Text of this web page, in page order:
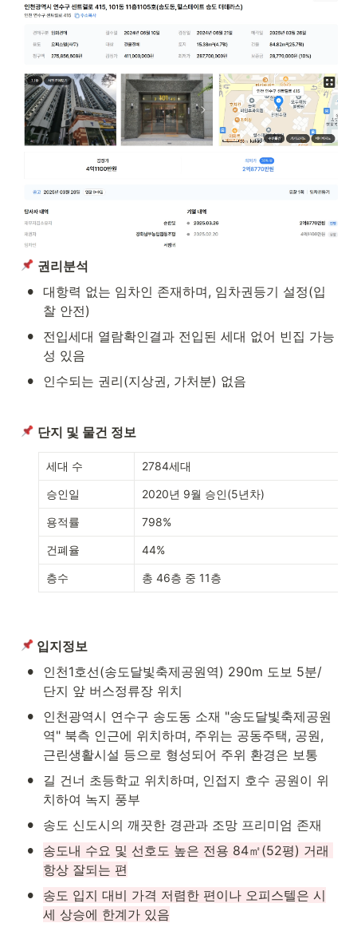
권리분석
• 대항력 없는 임차인 존재하며, 임차권등기 설정(입
찰 안전)
•
전입세대 열람확인결과 전입된 세대 없어 빈집 가능
성 있음
• 인수되는 권리(지상권, 가처분) 없음
단지 및 물건 정보
세대 수 2784세대
승인일 2020년 9월 승인(5년차)
용적률 798%
건폐율 44%
층수 총 46층 중 11층
입지정보
•
인천1호선(송도달빛축제공원역) 290m 도보 5분/
단지 앞 버스정류장 위치
•
인천광역시 연수구 송도동 소재 "송도달빛축제공원
역" 북측 인근에 위치하며, 주위는 공동주택, 공원,
근린생활시설 등으로 형성되어 주위 환경은 보통
•
길 건너 초등학교 위치하며, 인접지 호수 공원이 위
치하여 녹지 풍부
• 송도 신도시의 깨끗한 경관과 조망 프리미엄 존재
•
송도내 수요 및 선호도 높은 전용 84㎡(52평) 거래
항상 잘되는 편
•
송도 입지 대비 가격 저렴한 편이나 오피스텔은 시
세 상승에 한계가 있음